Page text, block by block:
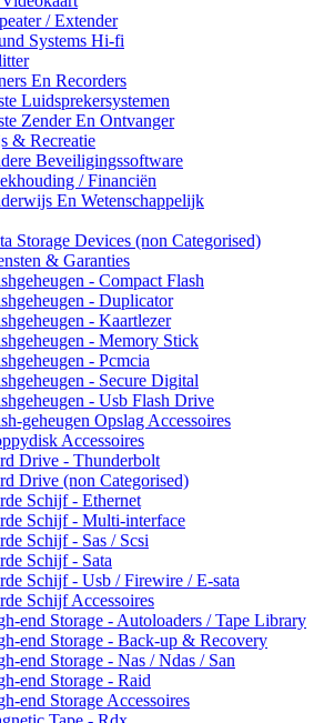
/ Extender
Systems Hi-fi
En Recorders
Luidsprekersystemen
Zender En Ontvanger
& Recreatie
Beveiligingssoftware
/ Financiën
En Wetenschappelijk
Storage Devices (non Categorised)
& Garanties
- Compact Flash
- Duplicator
- Kaartlezer
- Memory Stick
- Pcmcia
- Secure Digital
- Usb Flash Drive
geheugen Opslag Accessoires
Accessoires
Drive - Thunderbolt
Drive (non Categorised)
Schijf - Ethernet
Schijf - Multi-interface
Schijf - Sas / Scsi
Schijf - Sata
Schijf - Usb / Firewire / E-sata
Schijf Accessoires
end Storage - Autoloaders / Tape Library
end Storage - Back-up & Recovery
end Storage - Nas / Ndas / San
end Storage - Raid
end Storage Accessoires